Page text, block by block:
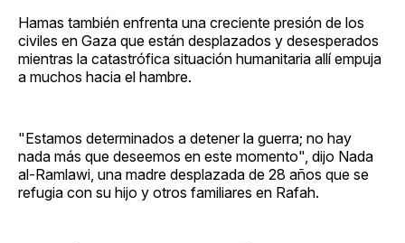
Hamas también enfrenta una creciente presión de los
civiles en Gaza que están desplazados y desesperados
mientras la catastrófica situación humanitaria allí empuja
a muchos hacia el hambre.
"Estamos determinados a detener la guerra; no hay
nada más que deseemos en este momento", dijo Nada
al-Ramlawi, una madre desplazada de 28 años que se
refugia con su hijo y otros familiares en Rafah.